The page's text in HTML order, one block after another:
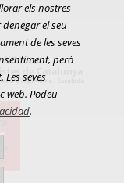
els nostres
el seu
de les seves
però
seves
web. Podeu
.